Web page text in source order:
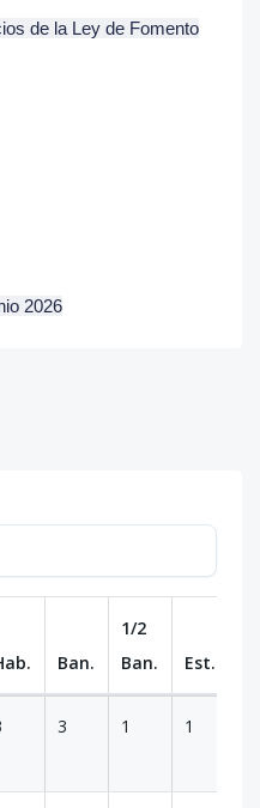
de la Ley de Fomento
2026
Ban.
1/2
Ban.
Est.
3 1 1